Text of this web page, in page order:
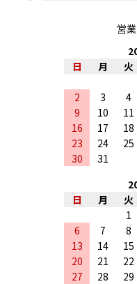
営
日
月 火
2
3 4
9
10 11
16
17 18
23
24 25
30
31
日
月 火
1
6
7 8
13
14 15
20
21 22
27
28 29